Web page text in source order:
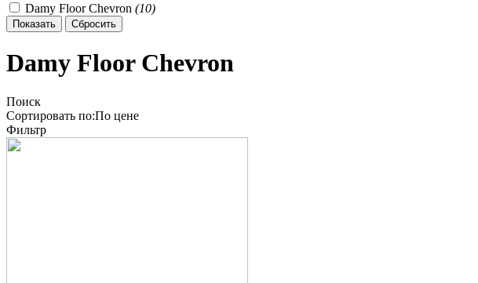
Damy Floor Chevron (10)
Damy Floor Chevron
Поиск
Сортировать по:По цене
Фильтр